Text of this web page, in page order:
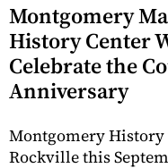
Montgomery
History Center
Celebrate the
Anniversary
Montgomery
Rockville this